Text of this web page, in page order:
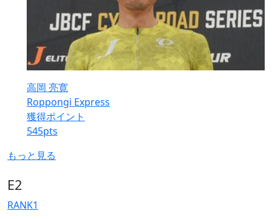
高岡 亮寛
Roppongi Express
獲得ポイント
545pts
もっと見る
E2
RANK1